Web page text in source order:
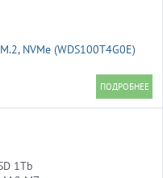
NVMe (WDS100T4G0E)